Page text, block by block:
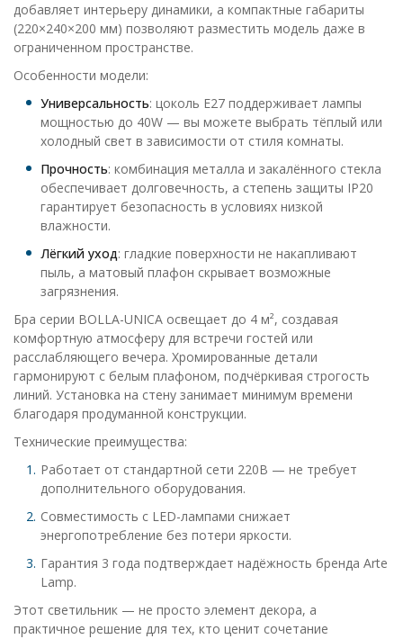
добавляет интерьеру динамики, а компактные габариты
(220×240×200 мм) позволяют разместить модель даже в
ограниченном пространстве.
Особенности модели:
Универсальность: цоколь E27 поддерживает лампы
мощностью до 40W — вы можете выбрать тёплый или
холодный свет в зависимости от стиля комнаты.
Прочность: комбинация металла и закалённого стекла
обеспечивает долговечность, а степень защиты IP20
гарантирует безопасность в условиях низкой
влажности.
Лёгкий уход: гладкие поверхности не накапливают
пыль, а матовый плафон скрывает возможные
загрязнения.
Бра серии BOLLA-UNICA освещает до 4 м², создавая
комфортную атмосферу для встречи гостей или
расслабляющего вечера. Хромированные детали
гармонируют с белым плафоном, подчёркивая строгость
линий. Установка на стену занимает минимум времени
благодаря продуманной конструкции.
Технические преимущества:
Работает от стандартной сети 220В — не требует
дополнительного оборудования.
Совместимость с LED-лампами снижает
энергопотребление без потери яркости.
Гарантия 3 года подтверждает надёжность бренда Arte
Lamp.
Этот светильник — не просто элемент декора, а
практичное решение для тех, кто ценит сочетание